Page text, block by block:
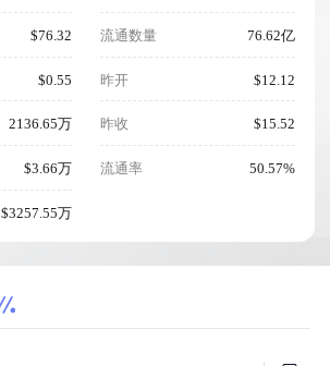
$76.32
$0.55
2136.65万
$3.66万
$3257.55万
流通数量 76.62亿
昨开 $12.12
昨收 $15.52
流通率 50.57%